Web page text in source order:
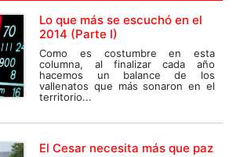
Lo que más se escuchó en el
2014 (Parte I)
Como es costumbre en esta
columna, al finalizar cada año
hacemos un balance de los
vallenatos que más sonaron en el
territorio...
El Cesar necesita más que paz